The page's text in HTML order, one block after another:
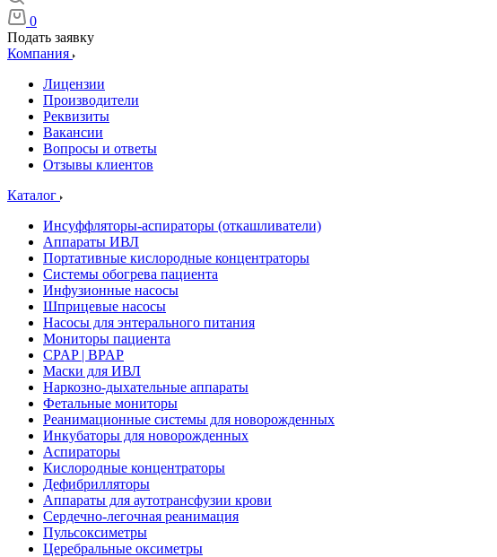
0
Подать заявку
Компания
Лицензии
Производители
Реквизиты
Вакансии
Вопросы и ответы
Отзывы клиентов
Каталог
Инсуффляторы-аспираторы (откашливатели)
Аппараты ИВЛ
Портативные кислородные концентраторы
Системы обогрева пациента
Инфузионные насосы
Шприцевые насосы
Насосы для энтерального питания
Мониторы пациента
CPAP | BPAP
Маски для ИВЛ
Наркозно-дыхательные аппараты
Фетальные мониторы
Реанимационные системы для новорожденных
Инкубаторы для новорожденных
Аспираторы
Кислородные концентраторы
Дефибрилляторы
Аппараты для аутотрансфузии крови
Сердечно-легочная реанимация
Пульсоксиметры
Церебральные оксиметры